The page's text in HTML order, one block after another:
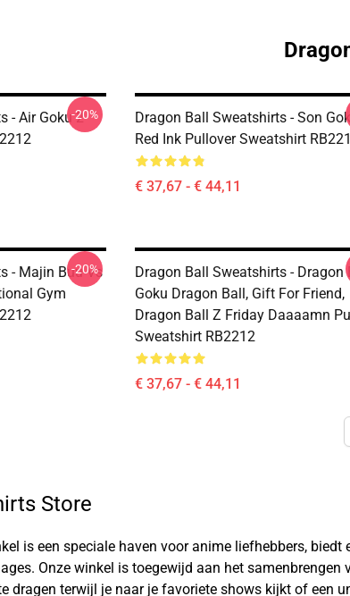
- Air Goku 2-20%
Dragon Ball Sweatshirts - Son
Red Ink Pullover Sweatshirt
€ 37,67 - € 44,11
- Majin Buu Vs
Gym
-20%
Dragon Ball Sweatshirts - Dragon
Goku Dragon Ball, Gift For Friend,
Dragon Ball Z Friday Daaaamn
Sweatshirt RB2212
€ 37,67 - € 44,11
Store
is een speciale haven voor anime liefhebbers,
Onze winkel is toegewijd aan het
dragen terwijl je naar je favoriete shows kijkt of een